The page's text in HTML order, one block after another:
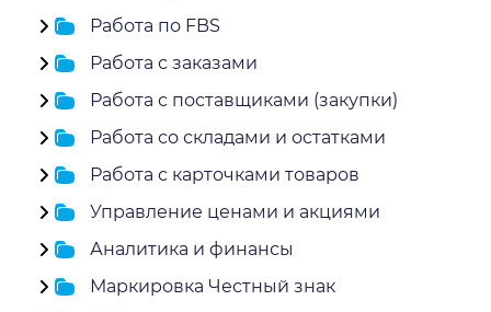
Работа по FBS
Работа с заказами
Работа с поставщиками (закупки)
Работа со складами и остатками
Работа с карточками товаров
Управление ценами и акциями
Аналитика и финансы
Маркировка Честный знак